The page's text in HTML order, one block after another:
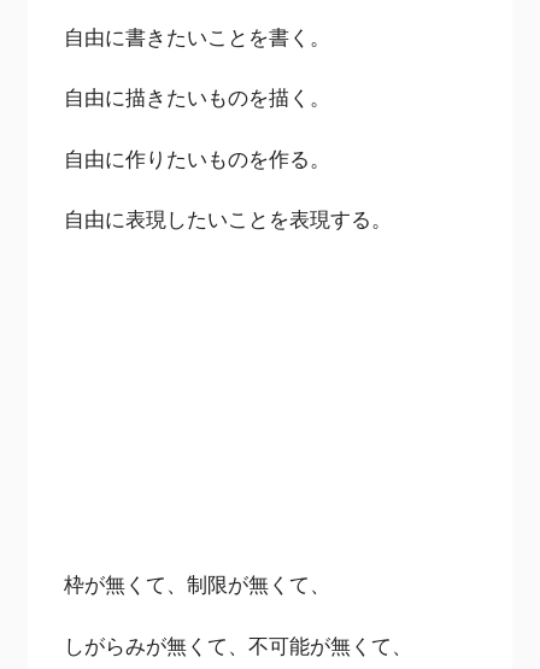
自由に書きたいことを書く。
自由に描きたいものを描く。
自由に作りたいものを作る。
自由に表現したいことを表現する。
枠が無くて、制限が無くて、
しがらみが無くて、不可能が無くて、